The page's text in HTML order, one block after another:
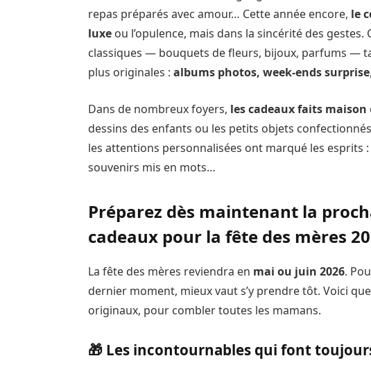
repas préparés avec amour… Cette année encore, le
luxe ou l’opulence, mais dans la sincérité des
classiques — bouquets de fleurs, bijoux, parfums —
plus originales :albums photos, week-ends surprise
Dans de nombreux foyers, les cadeaux faits maison
dessins des enfants ou les petits objets
les attentions personnalisées ont marqué les esprits
souvenirs mis en mots…
Préparez dès maintenant la
cadeaux pour la fête des mères
La fête des mères reviendra en mai ou juin 2026.
dernier moment, mieux vaut s’y prendre tôt. Voici
originaux, pour combler toutes les mamans.
🎁 Les incontournables qui font